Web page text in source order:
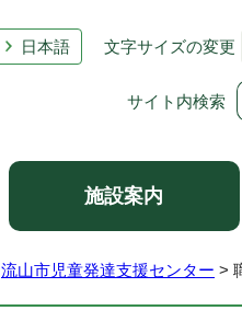
日本語 文字サイズの変更
サイト内検索
施設案内
流山市児童発達支援センター >